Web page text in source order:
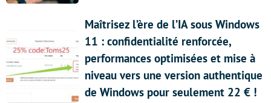
Maîtrisez l’ère de l’IA sous Windows
11 : confidentialité renforcée,
performances optimisées et mise à
niveau vers une version authentique
de Windows pour seulement 22 € !